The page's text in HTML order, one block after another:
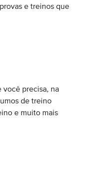
e treinos que
você precisa, na
de treino
e muito mais